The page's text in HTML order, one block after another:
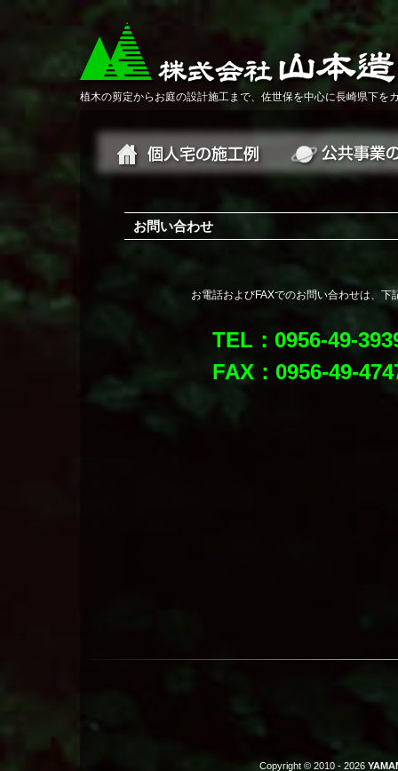
植木の剪定からお庭の設計施工まで、佐世保を中心に長崎県下を
お問い合わせ
お電話およびFAXでのお問い合わせは、下
TEL：0956-49-
FAX：0956-49-
Copyright © 2010 - 2026